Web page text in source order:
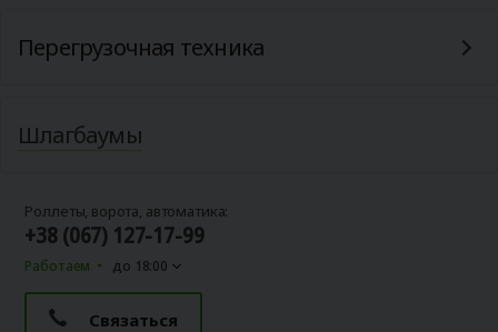
Перегрузочная техника
Шлагбаумы
Роллеты, ворота, автоматика:
+38 (067) 127-17-99
Работаем до 18:00
Связаться